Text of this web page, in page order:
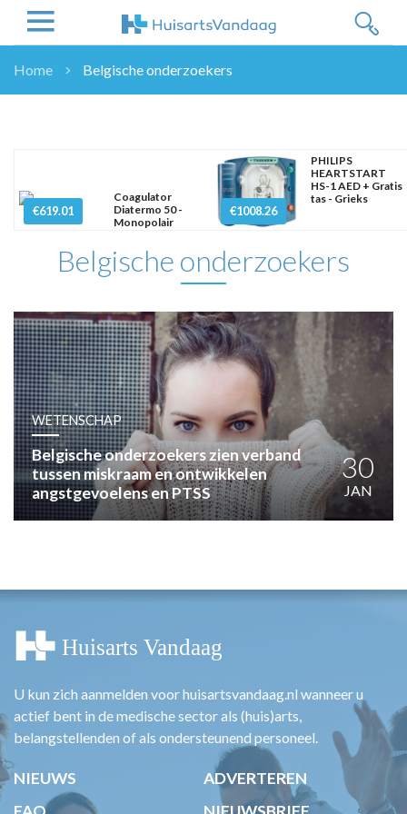
WETENSCHAP
ZORGVERZEKERAARS
ICT
NASCHOLINGEN
DOSSIER
ENQUÊTES
NHG
LHV
OPINIE
HUISARTSENPOST
PRAKTIJKZAKEN
TARIEVEN
VPHUISARTSEN
MEDISCHE VAKHANDEL
Home Belgische onderzoekers
€619.01
Coagulator
Diatermo 50 -
Monopolair
€1008.26
PHILIPS
HEARTSTART
HS-1 AED + Gratis
tas - Grieks
Belgische onderzoekers
WETENSCHAP
Belgische onderzoekers zien verband
tussen miskraam en ontwikkelen
angstgevoelens en PTSS
30
JAN
U kun zich aanmelden voor huisartsvandaag.nl wanneer u
actief bent in de medische sector als (huis)arts,
belangstellenden of als ondersteunend personeel.
NIEUWS
ADVERTEREN